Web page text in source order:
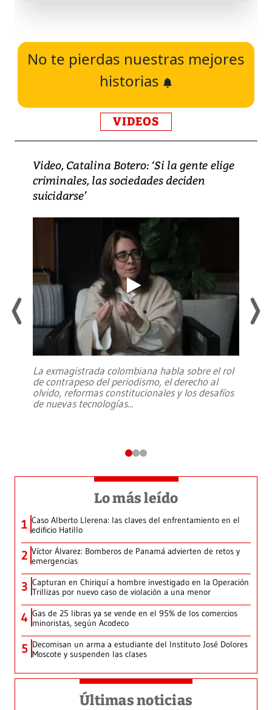
No te pierdas nuestras mejores
historias
VIDEOS
Video, Catalina Botero: ‘Si la gente elige
criminales, las sociedades deciden
suicidarse’
La exmagistrada colombiana habla sobre el rol
de contrapeso del periodismo, el derecho al
olvido, reformas constitucionales y los desafíos
de nuevas tecnologías...
Lo más leído
1 Caso Alberto Llerena: las claves del enfrentamiento en el
edificio Hatillo
2 Víctor Álvarez: Bomberos de Panamá advierten de retos y
emergencias
3 Capturan en Chiriquí a hombre investigado en la Operación
Trillizas por nuevo caso de violación a una menor
4 Gas de 25 libras ya se vende en el 95% de los comercios
minoristas, según Acodeco
5 Decomisan un arma a estudiante del Instituto José Dolores
Moscote y suspenden las clases
Últimas noticias